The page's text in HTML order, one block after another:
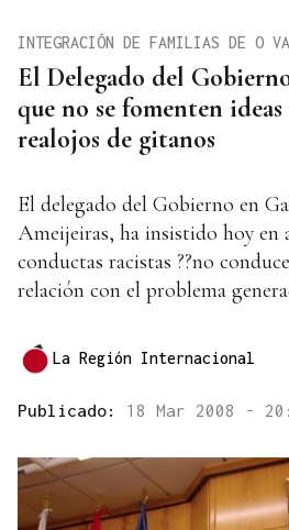
El Delegado del
que no se fomenten
realojos de gitanos
INTEGRACIÓN DE FAMILIAS DE O
El delegado del Gobierno en
Ameijeiras, ha insistido hoy en
conductas racistas ??no
relación con el problema
La Región Internacional
Publicado: 18 Mar 2008 -